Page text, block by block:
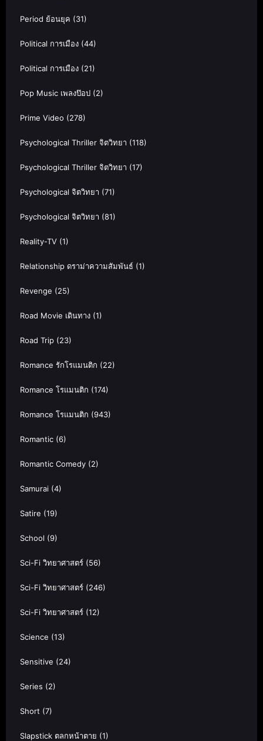
Period ย้อนยุค (31)
Political การเมือง (44)
Political การเมือง (21)
Pop Music เพลงป๊อป (2)
Prime Video (278)
Psychological Thriller จิตวิทยา (118)
Psychological Thriller จิตวิทยา (17)
Psychological จิตวิทยา (71)
Psychological จิตวิทยา (81)
Reality-TV (1)
Relationship ดราม่าความสัมพันธ์ (1)
Revenge (25)
Road Movie เดินทาง (1)
Road Trip (23)
Romance รักโรแมนติก (22)
Romance โรแมนติก (174)
Romance โรแมนติก (943)
Romantic (6)
Romantic Comedy (2)
Samurai (4)
Satire (19)
School (9)
Sci-Fi วิทยาศาสตร์ (56)
Sci-Fi วิทยาศาสตร์ (246)
Sci-Fi วิทยาศาสตร์ (12)
Science (13)
Sensitive (24)
Series (2)
Short (7)
Slapstick ตลกหน้าตาย (1)